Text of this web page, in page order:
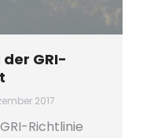
GRI-
2017
Richtlinie